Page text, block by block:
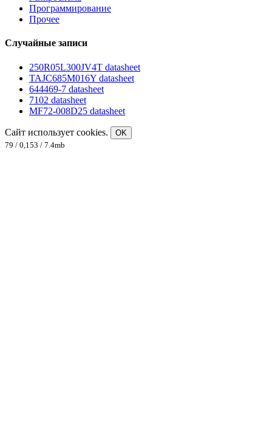
Программирование
Прочее
Случайные записи
250R05L300JV4T datasheet
TAJC685M016Y datasheet
644469-7 datasheet
7102 datasheet
MF72-008D25 datasheet
Сайт использует cookies.
OK
79 / 0,153 / 7.4mb